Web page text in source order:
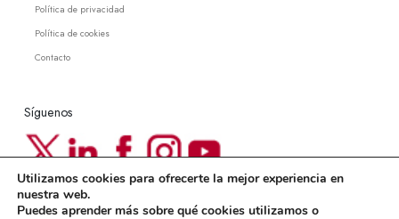
Política de privacidad
Política de cookies
Contacto
Síguenos
Newsletter ACPRI
Utilizamos cookies para ofrecerte la mejor experiencia en
nuestra web.
Puedes aprender más sobre qué cookies utilizamos o